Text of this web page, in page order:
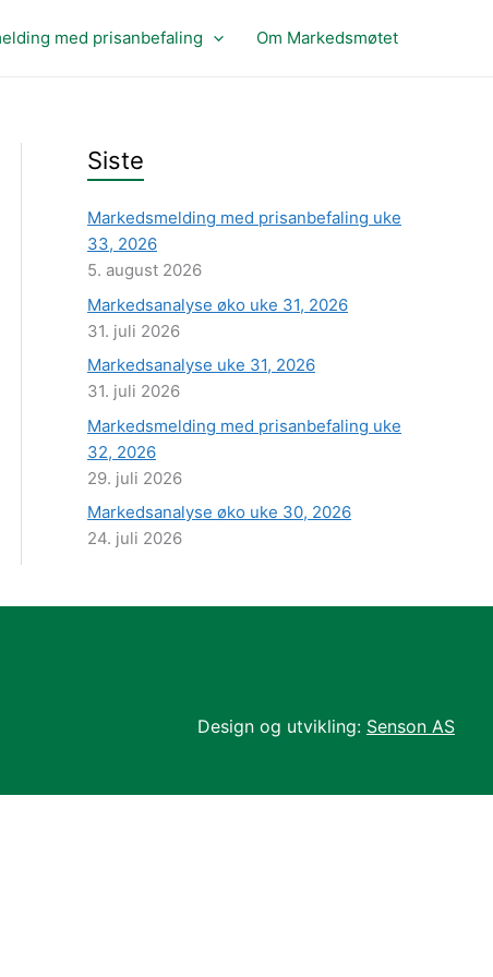
med prisanbefaling Om Markedsmøtet
Siste
Markedsmelding med prisanbefaling uke
33, 2026
5. august 2026
Markedsanalyse øko uke 31, 2026
31. juli 2026
Markedsanalyse uke 31, 2026
31. juli 2026
Markedsmelding med prisanbefaling uke
32, 2026
29. juli 2026
Markedsanalyse øko uke 30, 2026
24. juli 2026
Design og utvikling: Senson AS